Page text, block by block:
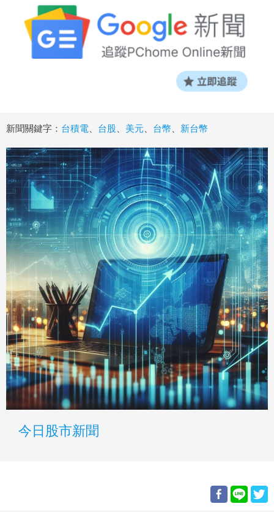
新聞關鍵字： 台積電 台股 美元 台幣 新台幣
今日股市新聞